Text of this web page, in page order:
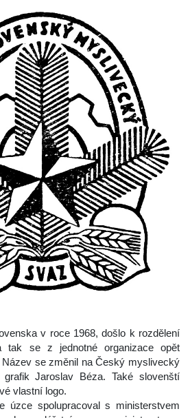
v roce 1968, došlo k rozdělení
tak se z jednotné organizace opět
se změnil na Český myslivecký
Jaroslav Béza. Také slovenští
vlastní logo.
úzce spolupracoval s ministerstvem